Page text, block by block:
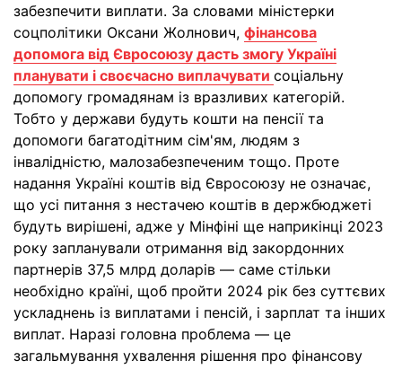
забезпечити виплати. За словами міністерки
соцполітики Оксани Жолнович, фінансова
допомога від Євросоюзу дасть змогу Україні
планувати і своєчасно виплачувати соціальну
допомогу громадянам із вразливих категорій.
Тобто у держави будуть кошти на пенсії та
допомоги багатодітним сім'ям, людям з
інвалідністю, малозабезпеченим тощо. Проте
надання Україні коштів від Євросоюзу не означає,
що усі питання з нестачею коштів в держбюджеті
будуть вирішені, адже у Мінфіні ще наприкінці 2023
року запланували отримання від закордонних
партнерів 37,5 млрд доларів — саме стільки
необхідно країні, щоб пройти 2024 рік без суттєвих
ускладнень із виплатами і пенсій, і зарплат та інших
виплат. Наразі головна проблема — це
загальмування ухвалення рішення про фінансову